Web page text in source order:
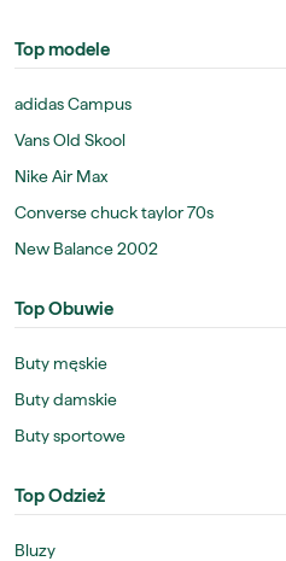
Top modele
adidas Campus
Vans Old Skool
Nike Air Max
Converse chuck taylor 70s
New Balance 2002
Top Obuwie
Buty męskie
Buty damskie
Buty sportowe
Top Odzież
Bluzy